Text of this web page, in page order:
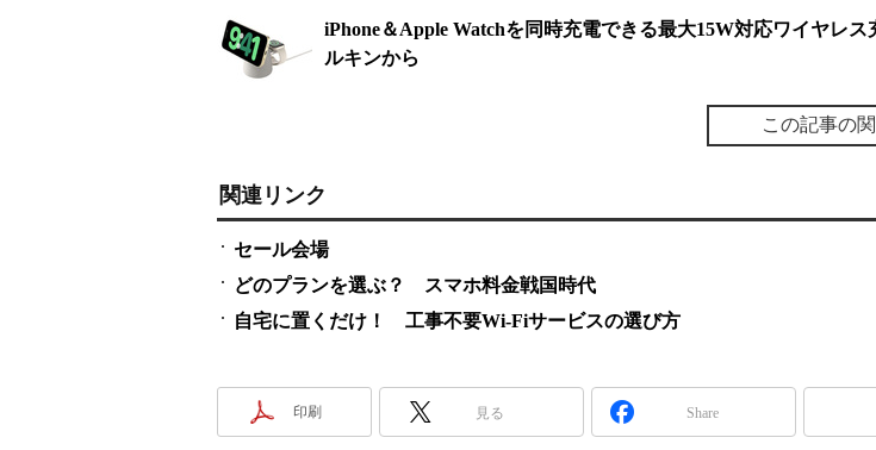
iPhone＆Apple Watchを同時充電できる最大15W対応ワイヤレ
ルキンから
この記事の
関連リンク
セール会場
どのプランを選ぶ？ スマホ料金戦国時代
自宅に置くだけ！ 工事不要Wi-Fiサービスの選び方
印刷 見る Share